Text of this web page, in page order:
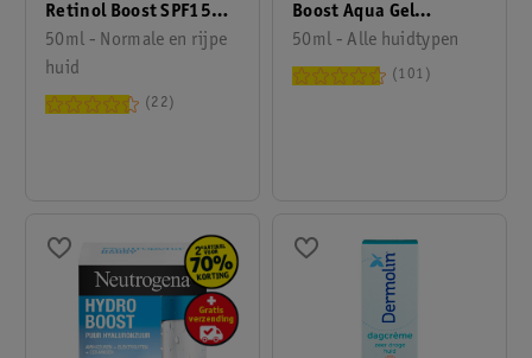
Retinol Boost SPF15
Dagcrème
50ml - Normale en rijpe
huid
22
Boost Aqua Gel
Dagcrème
50ml - Alle huidtypen
101